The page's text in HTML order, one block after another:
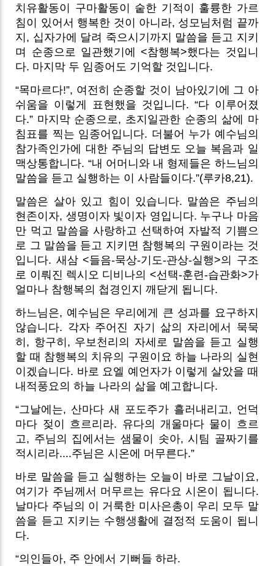
치유활동이 구마활동이 숱한 기적이 훌륭한 가르
침이 있어서 행복한 것이 아니라, 성모님처럼 끝까
지, 십자가에 달려 죽으시기까지 말씀을 듣고 지키
며 순종으로 일관했기에 <참행복>했다는 것입니
다. 마지막 두 임종어도 기억할 것입니다.
“목마르다!”, 여전히 순종할 것이 남아있기에 그 아
쉬움을 이렇게 표현했을 것입니다. “다 이루어졌
다.” 마지막 순종으로, 초지일관한 순종의 삶에 마
침표를 찍는 임종어입니다. 더불어 누가 예수님의
참가족인가에 대한 주님의 답변도 오늘 복음과 일
맥상통합니다. “내 어머니와 내 형제들은 하느님의
말씀을 듣고 실행하는 이 사람들이다.”(루카8,21).
말씀은 살아 있고 힘이 있습니다. 말씀은 주님의
현존이자, 생명이자 빛이자 영입니다. 누구나 마음
만 먹고 말씀을 사랑하고 선택하여 자발적 기쁨으
로 그 말씀을 듣고 지키면 참행복의 구원이라는 것
입니다. 새삼 <들음-묵상-기도-관상-실행>의 구조
로 이뤄진 렉시오 디비나의 <선택-훈련-습관화>가
얼마나 참행복의 첩경인지 깨닫게 됩니다.
하느님은, 예수님은 우리에게 큰 성과를 요구하지
않습니다. 각자 주어진 자기 삶의 자리에서 묵묵
히, 항구히, 우보천리의 자세로 말씀을 듣고 실행
할 때 참행복의 치유의 구원이요 하늘 나라의 실현
이겠습니다. 바로 요엘 예언자가 이렇게 살았을 때
내적풍요의 하늘 나라의 삶을 예고합니다.
“그날에는, 산마다 새 포도주가 흘러내리고, 언덕
마다 젖이 흐르리라. 유다의 개울마다 물이 흐르
고, 주님의 집에서는 샘물이 솟아, 시팀 골짜기를
적시리라....주님은 시온에 머무른다.”
바로 말씀을 듣고 실행하는 오늘이 바로 그날이요,
여기가 주님께서 머무르는 유다요 시온이 됩니다.
날마다 주님의 이 거룩한 미사은총이 우리 모두 말
씀을 듣고 지키는 수행생활에 결정적 도움이 됩니
다.
“의인들아, 주 안에서 기뻐들 하라.